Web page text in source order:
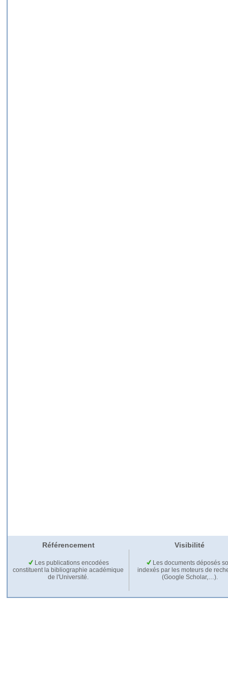
Référencement Visibilité
Les publications encodées
constituent la bibliographie académique
de l'Université.
Les documents déposés
indexés par les moteurs de
(Google Scholar,…).